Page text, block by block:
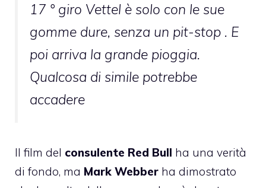
17 ° giro Vettel è solo con le sue
gomme dure, senza un pit-stop . E
poi arriva la grande pioggia.
Qualcosa di simile potrebbe
accadere
Il film del consulente Red Bull ha una verità
di fondo, ma Mark Webber ha dimostrato